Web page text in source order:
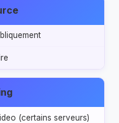
(certains serveurs)